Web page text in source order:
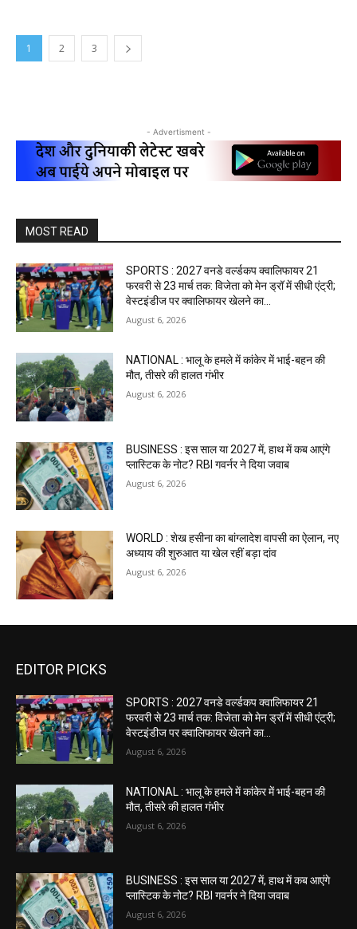
1 2 3
- Advertisment -
MOST READ
SPORTS : 2027 वनडे वर्ल्डकप क्वालिफायर 21
फरवरी से 23 मार्च तक: विजेता को मेन ड्रॉ में सीधी एंट्री;
वेस्टइंडीज पर क्वालिफायर खेलने का...
August 6, 2026
NATIONAL : भालू के हमले में कांकेर में भाई-बहन की
मौत, तीसरे की हालत गंभीर
August 6, 2026
BUSINESS : इस साल या 2027 में, हाथ में कब आएंगे
प्लास्टिक के नोट? RBI गवर्नर ने दिया जवाब
August 6, 2026
WORLD : शेख हसीना का बांग्लादेश वापसी का ऐलान, नए
अध्याय की शुरुआत या खेल रहीं बड़ा दांव
August 6, 2026
EDITOR PICKS
SPORTS : 2027 वनडे वर्ल्डकप क्वालिफायर 21
फरवरी से 23 मार्च तक: विजेता को मेन ड्रॉ में सीधी एंट्री;
वेस्टइंडीज पर क्वालिफायर खेलने का...
August 6, 2026
NATIONAL : भालू के हमले में कांकेर में भाई-बहन की
मौत, तीसरे की हालत गंभीर
August 6, 2026
BUSINESS : इस साल या 2027 में, हाथ में कब आएंगे
प्लास्टिक के नोट? RBI गवर्नर ने दिया जवाब
August 6, 2026